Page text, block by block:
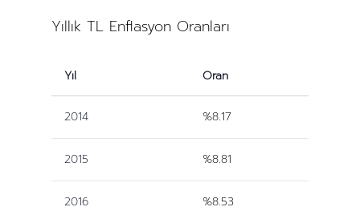
Yıllık TL Enflasyon Oranları
Yıl Oran
2014 %8.17
2015 %8.81
2016 %8.53